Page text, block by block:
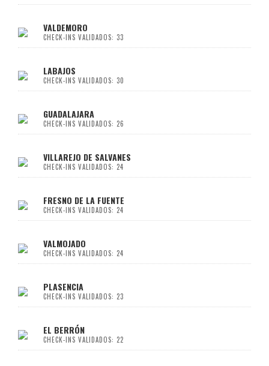
VALDEMORO
CHECK-INS VALIDADOS: 33
LABAJOS
CHECK-INS VALIDADOS: 30
GUADALAJARA
CHECK-INS VALIDADOS: 26
VILLAREJO DE SALVANES
CHECK-INS VALIDADOS: 24
FRESNO DE LA FUENTE
CHECK-INS VALIDADOS: 24
VALMOJADO
CHECK-INS VALIDADOS: 24
PLASENCIA
CHECK-INS VALIDADOS: 23
EL BERRÓN
CHECK-INS VALIDADOS: 22